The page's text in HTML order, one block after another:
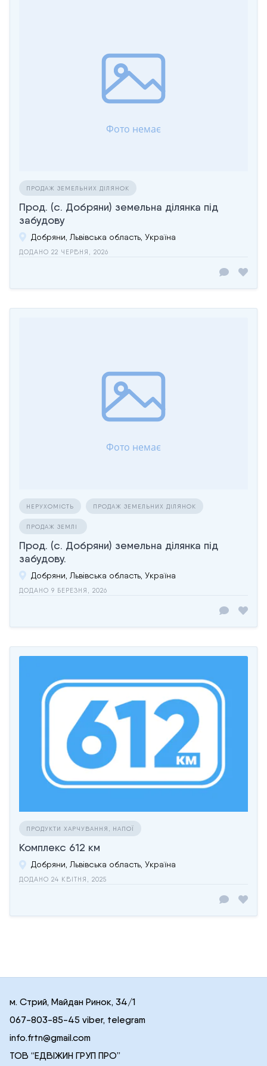
ПРОДАЖ ЗЕМЕЛЬНИХ ДІЛЯНОК
Прод. (с. Добряни) земельна ділянка під
забудову
Добряни, Львівська область, Україна
ДОДАНО 22 ЧЕРВНЯ, 2026
НЕРУХОМІСТЬ ПРОДАЖ ЗЕМЕЛЬНИХ ДІЛЯНОК
ПРОДАЖ ЗЕМЛІ
Прод. (с. Добряни) земельна ділянка під
забудову.
Добряни, Львівська область, Україна
ДОДАНО 9 БЕРЕЗНЯ, 2026
ПРОДУКТИ ХАРЧУВАННЯ, НАПОЇ
Комплекс 612 км
Добряни, Львівська область, Україна
ДОДАНО 24 КВІТНЯ, 2025
м. Стрий, Майдан Ринок, 34/1
067-803-85-45 viber, telegram
info.frtn@gmail.com
ТОВ “ЕДВІЖИН ГРУП ПРО”